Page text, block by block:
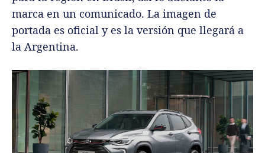
marca en un comunicado. La imagen de
portada es oficial y es la versión que llegará a
la Argentina.